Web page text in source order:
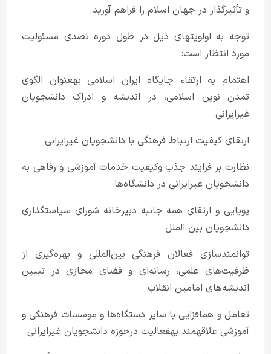
و تأثیرگذار در جهان اسلام را فراهم آورید.
توجه به اولویت­های ذیل در طول دوره تصدی مسئولیت
مورد انتظار است:
اهتمام به ارتقاء جایگاه ایران اسلامی به­عنوان الگوی
تمدن نوین اسلامی، در اندیشه و ادراک دانشجویان
غیرایرانی
ارتقای کیفیت ارتباط فرهنگی با دانشجویان غیرایرانی
نظارت بر فرایند جذب وکیفیت خدمات آموزشی و رفاهی به
دانشجویان غیرایرانی در دانشگاه‌ها
پویایی و ارتقای همه جانبه دبیرخانه شورای سیاستگذاری
دانشجویان بین الملل
توانمندسازی فعالان فرهنگی بین‌المللی و بهره‌گیری از
ظرفیت‌های علمی، رسانه‌ای و فضای مجازی در تبیین
اندیشه‌های امامین انقلاب
تعامل و هم­افزایی با سایر دستگاه‌ها و موسسات فرهنگی و
آموزشی علاقه­مند به­فعالیت درحوزه دانشجویان غیرایرانی